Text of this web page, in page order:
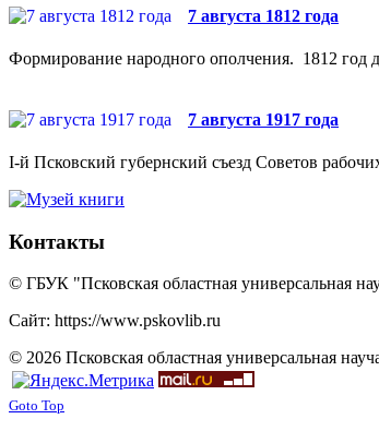
7 августа 1812 года
Формирование народного ополчения. 1812 год
7 августа 1917 года
I-й Псковский губернский съезд Советов
Контакты
© ГБУК "Псковская областная универсальная
Сайт: https://www.pskovlib.ru
© 2026 Псковская областная универсальная
Goto Top